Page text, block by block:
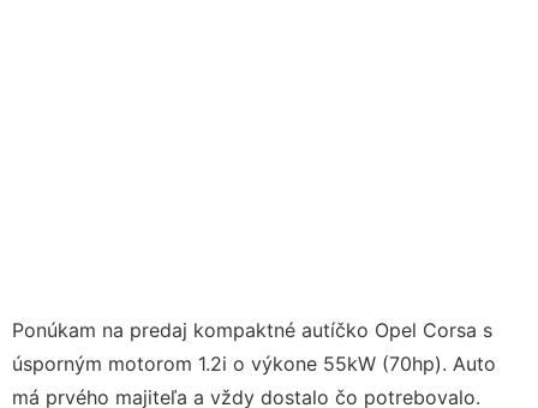
Ponúkam na predaj kompaktné autíčko Opel Corsa s
úsporným motorom 1.2i o výkone 55kW (70hp). Auto
má prvého majiteľa a vždy dostalo čo potrebovalo.